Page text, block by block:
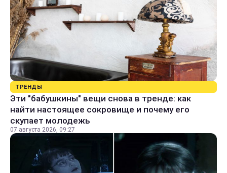
ТРЕНДЫ
Эти "бабушкины" вещи снова в тренде: как
найти настоящее сокровище и почему его
скупает молодежь
07 августа 2026, 09:27